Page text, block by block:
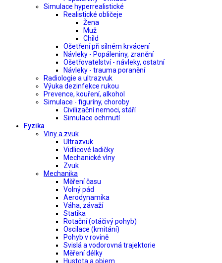
Simulace hyperrealistické
Realistické obličeje
Žena
Muž
Child
Ošetření při silném krvácení
Návleky - Popáleniny, zranění
Ošetřovatelství - návleky, ostatní
Návleky - trauma poranění
Radiologie a ultrazvuk
Výuka dezinfekce rukou
Prevence, kouření, alkohol
Simulace - figuríny, choroby
Civilizační nemoci, stáří
Simulace ochrnutí
Fyzika
Vlny a zvuk
Ultrazvuk
Vidlicové ladičky
Mechanické vlny
Zvuk
Mechanika
Měření času
Volný pád
Aerodynamika
Váha, závaží
Statika
Rotační (otáčivý pohyb)
Oscilace (kmitání)
Pohyb v rovině
Svislá a vodorovná trajektorie
Měření délky
Hustota a objem